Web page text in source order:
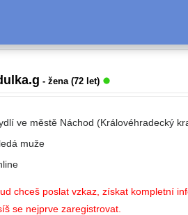
- žena (72 let)
ve městě Náchod (Královéhradecký
muže
chceš poslat vzkaz, získat kompletní
se nejprve zaregistrovat.